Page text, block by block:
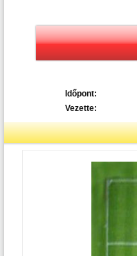
Időpont:
Vezette: